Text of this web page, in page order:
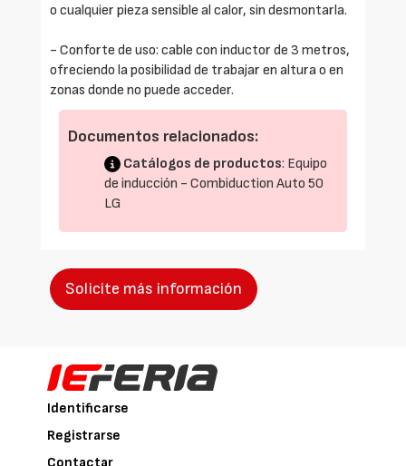
o cualquier pieza sensible al calor, sin desmontarla.
- Conforte de uso: cable con inductor de 3 metros,
ofreciendo la posibilidad de trabajar en altura o en
zonas donde no puede acceder.
Documentos relacionados:
Catálogos de productos: Equipo
de inducción - Combiduction Auto 50
LG
Solicite más información
Identificarse
Registrarse